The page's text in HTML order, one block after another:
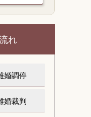
れ
婚調停
婚裁判